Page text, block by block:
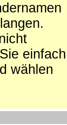
einfach
wählen